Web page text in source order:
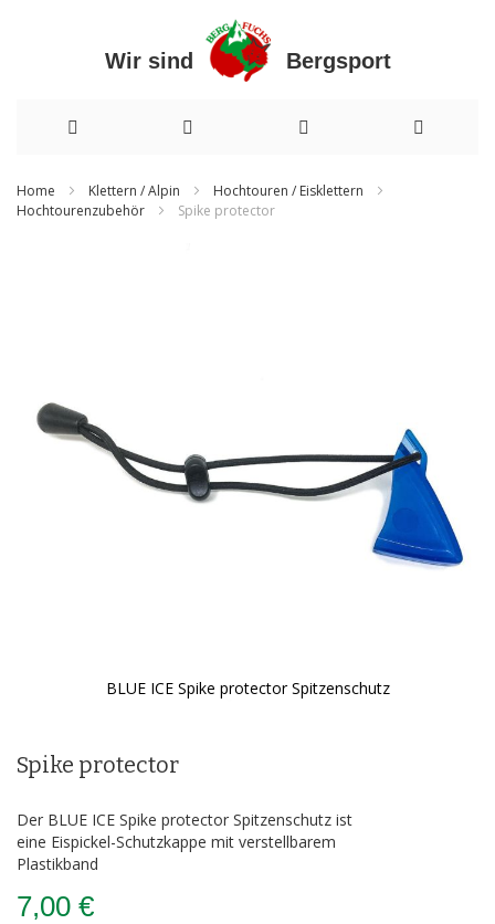
Wir sind Bergsport
zum
Home Klettern / Alpin
Hochtouren / Eisklettern
Hochtourenzubehör
Spike protector
BLUE ICE Spike protector Spitzenschutz
der
Bildergalerie
Spike protector
Der BLUE ICE Spike protector Spitzenschutz ist
eine Eispickel-Schutzkappe mit verstellbarem
Plastikband
7,00 €